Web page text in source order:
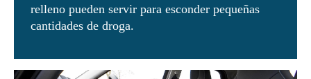
relleno pueden servir para esconder pequeñas
cantidades de droga.